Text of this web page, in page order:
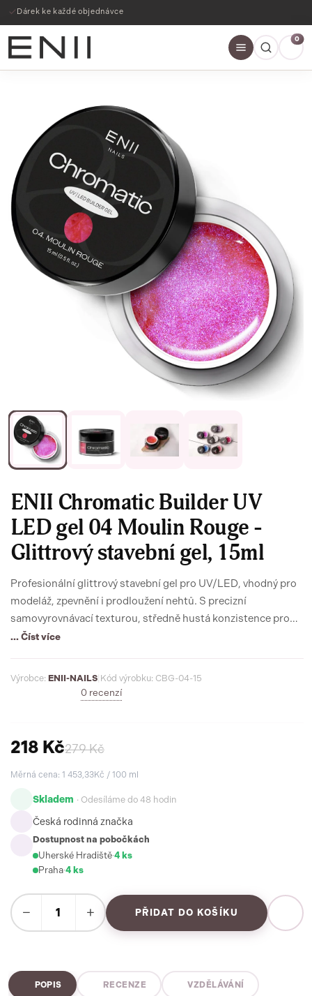
Dárek ke každé objednávce
0
ENII Chromatic Builder UV
LED gel 04 Moulin Rouge -
Glittrový stavební gel, 15ml
Profesionální glittrový stavební gel pro UV/LED, vhodný pro
modeláž, zpevnění i prodloužení nehtů. S precizní
samovyrovnávací texturou, středně hustá konzistence pro
perfektní výsledek bez kompromisů.
... Číst více
Výrobce: ENII-NAILS Kód výrobku: CBG-04-15
0 recenzí
218 Kč279 Kč
Měrná cena: 1 453,33Kč / 100 ml
Skladem · Odesíláme do 48 hodin
Česká rodinná značka
Dostupnost na pobočkách
Uherské Hradiště·4 ks
Praha·4 ks
− + PŘIDAT DO KOŠÍKU
POPIS RECENZE VZDĚLÁVÁNÍ